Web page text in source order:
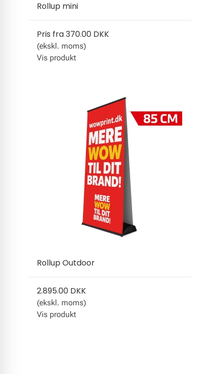
Rollup mini
Pris fra370.00 DKK
(ekskl. moms)
Vis produkt
Rollup Outdoor
2.895.00 DKK
(ekskl. moms)
Vis produkt